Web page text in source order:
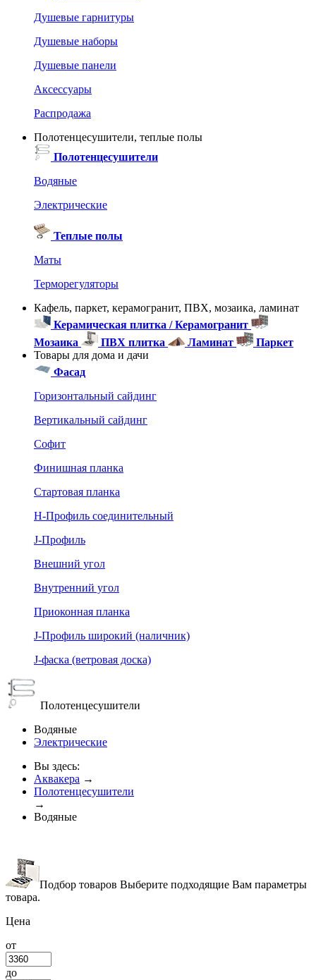
Душевые гарнитуры
Душевые наборы
Душевые панели
Аксессуары
Распродажа
Полотенцесушители, теплые полы
Полотенцесушители
Водяные
Электрические
Теплые полы
Маты
Терморегуляторы
Кафель, паркет, керамогранит, ПВХ, мозаика, ламинат
Керамическая плитка / Керамогранит
Мозаика
ПВХ плитка Ламинат
Паркет
Товары для дома и дачи
Фасад
Горизонтальный сайдинг
Вертикальный сайдинг
Софит
Финишная планка
Стартовая планка
Н-Профиль соединительный
J-Профиль
Внешний угол
Внутренний угол
Приоконная планка
J-Профиль широкий (наличник)
J-фаска (ветровая доска)
Полотенцесушители
Водяные
Электрические
Вы здесь:
Аквакера →
Полотенцесушители
→
Водяные
Подбор товаров Выберите подходящие Вам параметры
товара.
Цена
от
до